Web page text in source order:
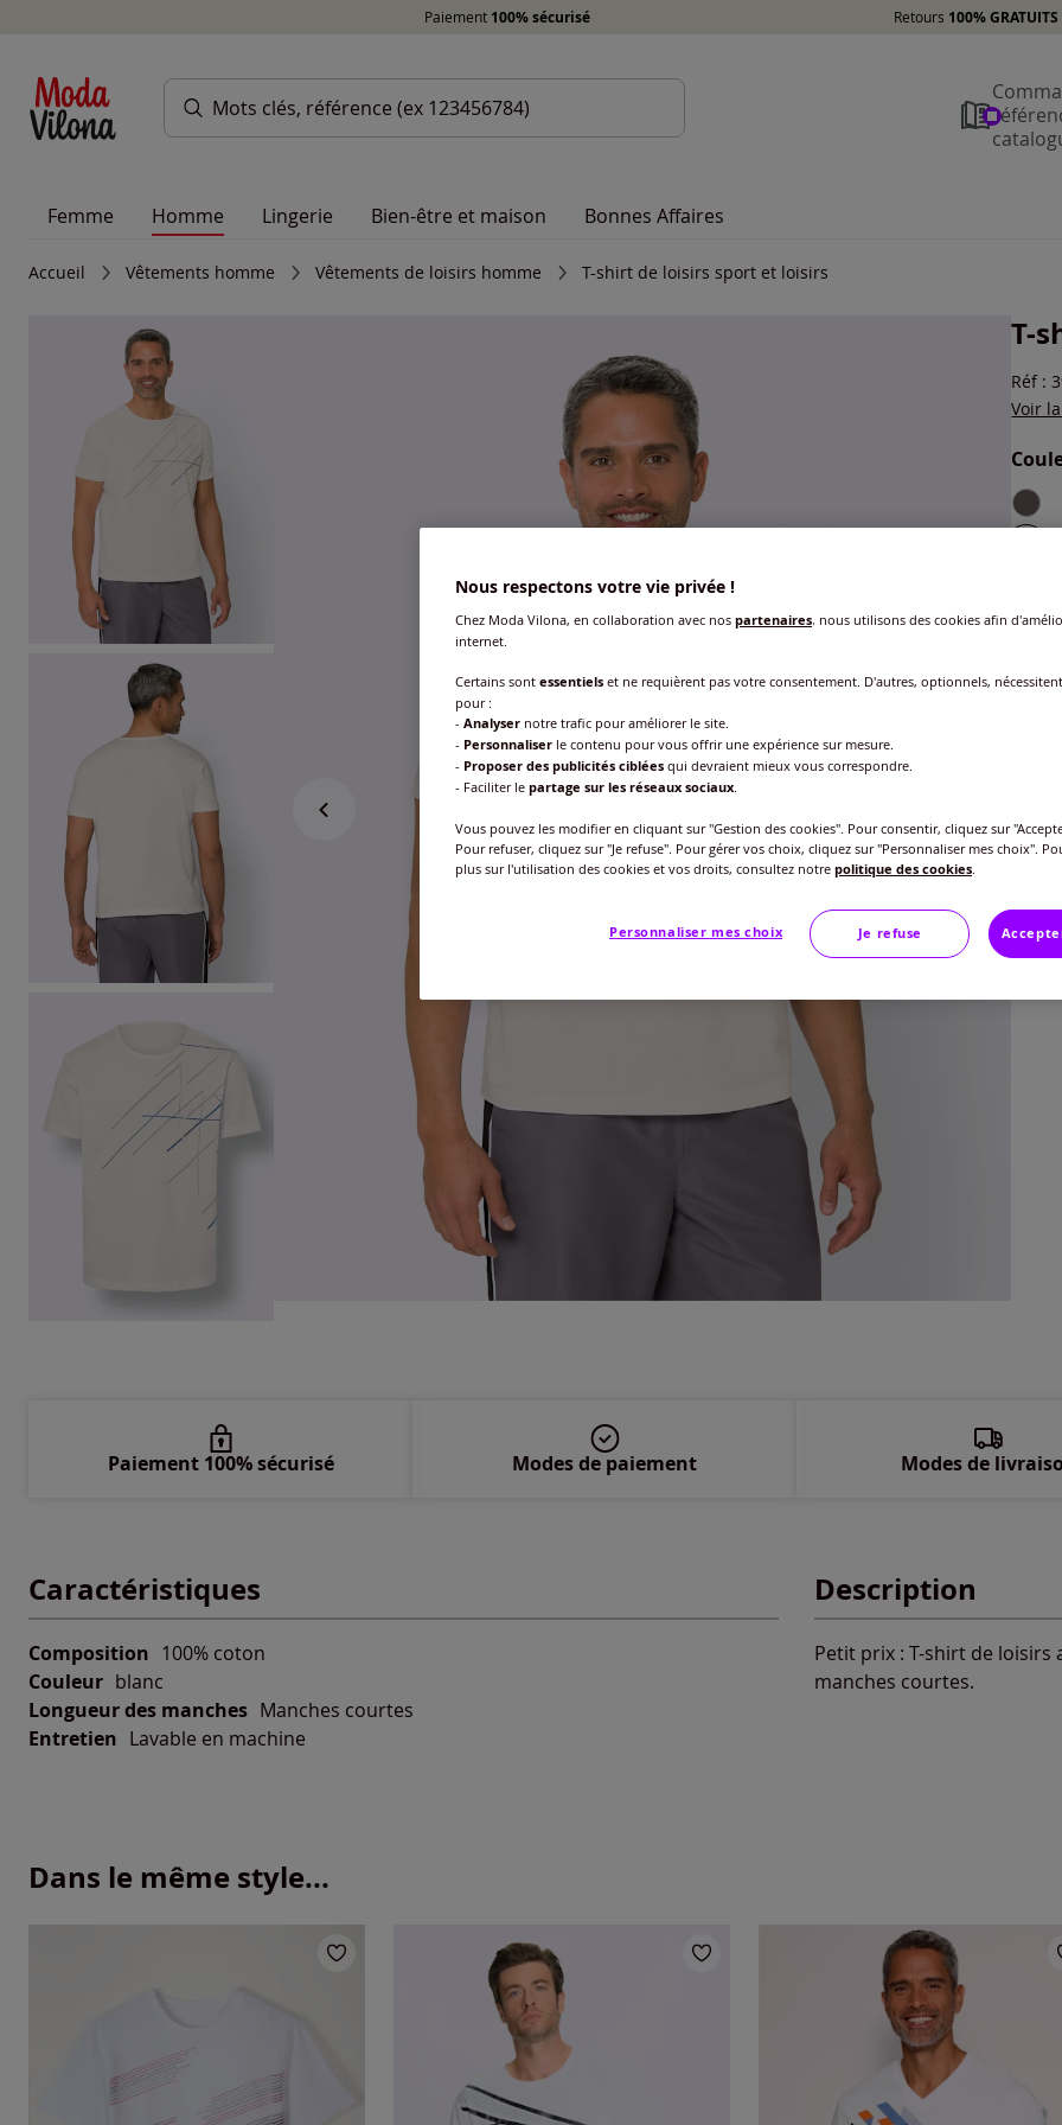
Paiement 100% sécurisé Retours 100%
Femme Homme Lingerie Bien-être et maison Bonnes Affaires
Accueil Vêtements homme Vêtements de loisirs homme T-shirt de loisirs sport et loisirs
T-
Réf :
Voir
S -
L -
Caractéristiques
Composition 100% coton
Couleur blanc
Longueur des manches Manches courtes
Entretien Lavable en machine
Description
Petit prix : T-shirt de
manches courtes.
Paiement 100% sécurisé Modes de paiement Modes de
Dans le même style...
Nous respectons votre vie privée !
Chez Moda Vilona, en collaboration avec nos partenaires, nous utilisons des cookies afin
internet.
Certains sont essentiels et ne requièrent pas votre consentement. D'autres, optionnels,
pour :
- Analyser notre trafic pour améliorer le site.
- Personnaliser le contenu pour vous offrir une expérience sur mesure.
- Proposer des publicités ciblées qui devraient mieux vous correspondre.
- Faciliter le partage sur les réseaux sociaux
Vous pouvez les modifier en cliquant sur "Gestion des cookies". Pour consentir, cliquez sur
Pour refuser, cliquez sur "Je refuse". Pour gérer vos choix, cliquez sur "Personnaliser mes choix".
plus sur l'utilisation des cookies et vos droits, consultez notre politique des cookies
Personnaliser mes choix Je refuse